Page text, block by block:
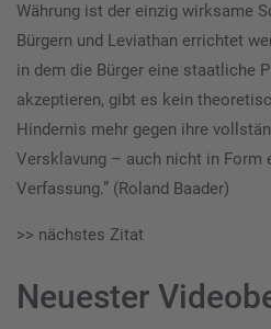
Währung ist der einzig wirksame
Bürgern und Leviathan errichtet
in dem die Bürger eine staatliche
akzeptieren, gibt es kein
Hindernis mehr gegen ihre
Versklavung – auch nicht in Form
Verfassung.” (Roland Baader)
>> nächstes Zitat
Neuester